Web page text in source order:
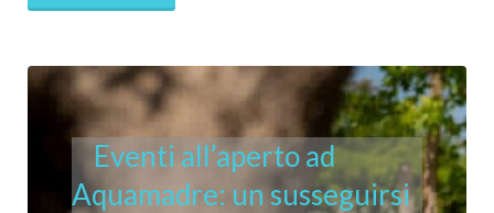
Eventi all’aperto ad
Aquamadre: un susseguirsi